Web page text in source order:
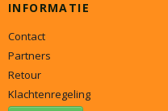
INFORMATIE
Contact
Partners
Retour
Klachtenregeling